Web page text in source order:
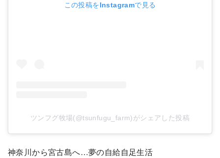
この投稿をInstagramで見る
ツンフグ牧場(@tsunfugu_farm)がシェアした投稿
神奈川から宮古島へ…夢の自給自足生活